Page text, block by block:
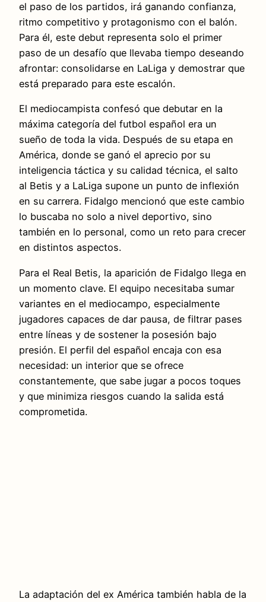
el paso de los partidos, irá ganando confianza,
ritmo competitivo y protagonismo con el balón.
Para él, este debut representa solo el primer
paso de un desafío que llevaba tiempo deseando
afrontar: consolidarse en LaLiga y demostrar que
está preparado para este escalón.
El mediocampista confesó que debutar en la
máxima categoría del futbol español era un
sueño de toda la vida. Después de su etapa en
América, donde se ganó el aprecio por su
inteligencia táctica y su calidad técnica, el salto
al Betis y a LaLiga supone un punto de inflexión
en su carrera. Fidalgo mencionó que este cambio
lo buscaba no solo a nivel deportivo, sino
también en lo personal, como un reto para crecer
en distintos aspectos.
Para el Real Betis, la aparición de Fidalgo llega en
un momento clave. El equipo necesitaba sumar
variantes en el mediocampo, especialmente
jugadores capaces de dar pausa, de filtrar pases
entre líneas y de sostener la posesión bajo
presión. El perfil del español encaja con esa
necesidad: un interior que se ofrece
constantemente, que sabe jugar a pocos toques
y que minimiza riesgos cuando la salida está
comprometida.
La adaptación del ex América también habla de la